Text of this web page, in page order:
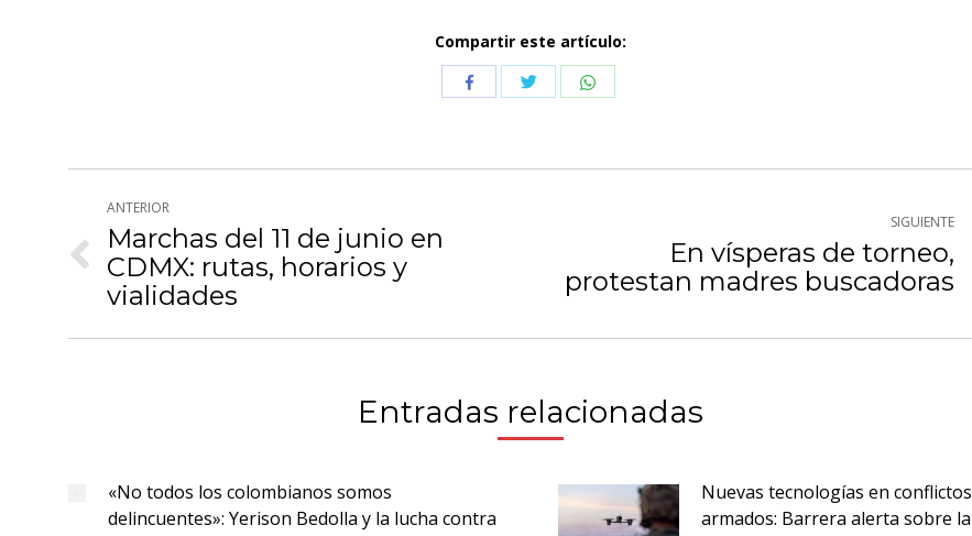
Compartir este artículo:
CompartirCompartirCompartir
Navegación
entre
publicaciones
ANTERIOR
Publicación
anterior:
Marchas del 11 de junio en
CDMX: rutas, horarios y
vialidades
SIGUIENTE
siguiente:
En vísperas de torneo,
protestan madres buscadoras
Entradas relacionadas
«No todos los colombianos somos
delincuentes»: Yerison Bedolla y la lucha contra
Nuevas tecnologías en conflictos
armados: Barrera alerta sobre la